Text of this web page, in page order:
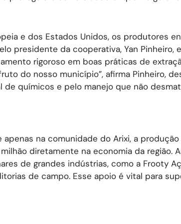
e dos Estados Unidos, os produtores
presidente da cooperativa, Yan Pinheiro,
rigoroso em boas práticas de
do nosso município”, afirma Pinheiro,
químicos e pelo manejo que não
na comunidade do Arixi, a
diretamente na economia da região.
de grandes indústrias, como a Frooty
de campo. Esse apoio é vital para